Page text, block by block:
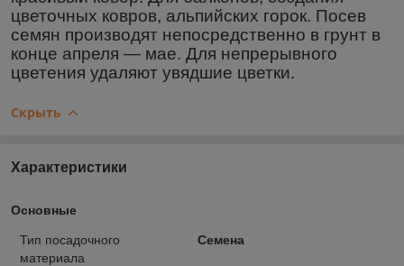
цветочных ковров, альпийских горок. Посев
семян производят непосредственно в грунт в
конце апреля ― мае. Для непрерывного
цветения удаляют увядшие цветки.
Скрыть
Характеристики
Основные
Тип посадочного
материала
Семена